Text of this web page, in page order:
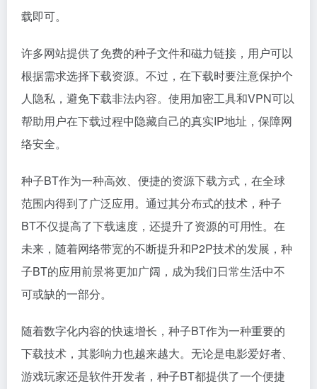
载即可。
许多网站提供了免费的种子文件和磁力链接 ，用户可以
根据需求选择下载资源。不过，在下载时要注意保护个
人隐私，避免下载非法内容。使用加密工具和VPN可以
帮助用户在下载过程中隐藏自己的真实IP地址，保障网
络安全。
种子BT作为一种高效、便捷的资源下载方式，在全球
范围内得到了广泛应用。通过其分布式的技术，种子
BT不仅提高了下载速度，还提升了资源的可用性。在
未来，随着网络带宽的不断提升和P2P技术的发展，种
子BT的应用前景将更加广阔，成为我们日常生活中不
可或缺的一部分。
随着数字化内容的快速增长，种子BT作为一种重要的
下载技术，其影响力也越来越大。无论是电影爱好者、
游戏玩家还是软件开发者，种子BT都提供了一个便捷